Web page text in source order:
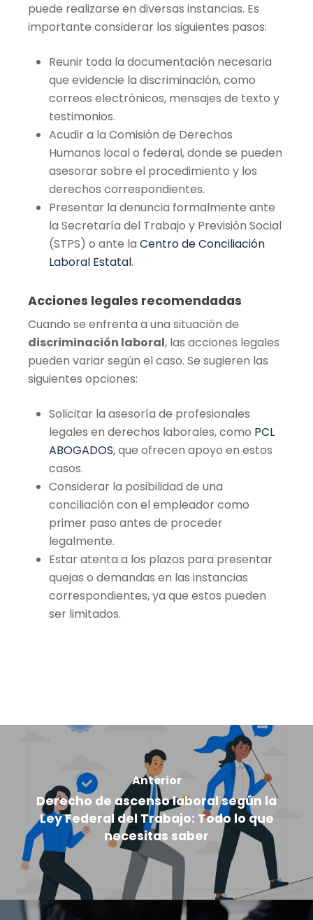
puede realizarse en diversas instancias. Es
importante considerar los siguientes pasos:
Reunir toda la documentación necesaria
que evidencie la discriminación, como
correos electrónicos, mensajes de texto y
testimonios.
Acudir a la Comisión de Derechos
Humanos local o federal, donde se pueden
asesorar sobre el procedimiento y los
derechos correspondientes.
Presentar la denuncia formalmente ante
la Secretaría del Trabajo y Previsión Social
(STPS) o ante la Centro de Conciliación
Laboral Estatal.
Acciones legales recomendadas
Cuando se enfrenta a una situación de
discriminación laboral, las acciones legales
pueden variar según el caso. Se sugieren las
siguientes opciones:
Solicitar la asesoría de profesionales
legales en derechos laborales, como PCL
ABOGADOS, que ofrecen apoyo en estos
casos.
Considerar la posibilidad de una
conciliación con el empleador como
primer paso antes de proceder
legalmente.
Estar atenta a los plazos para presentar
quejas o demandas en las instancias
correspondientes, ya que estos pueden
ser limitados.
Anterior
Derecho de ascenso laboral según la
Ley Federal del Trabajo: Todo lo que
necesitas saber